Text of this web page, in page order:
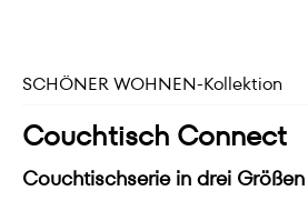
SCHÖNER WOHNEN-Kollektion
Couchtisch Connect
Couchtischserie in drei Größen